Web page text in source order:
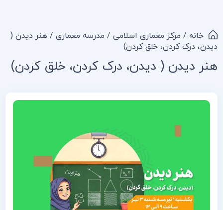
خانه / مرکز معماری اسلامی / مدرسه معماری / هنر دیدن (
دیدن، درک کردن، خلق کردن)
هنر دیدن ( دیدن، درک کردن، خلق کردن)